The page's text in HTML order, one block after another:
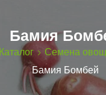
Бамия
Каталог Семена
Бамия Бомбей